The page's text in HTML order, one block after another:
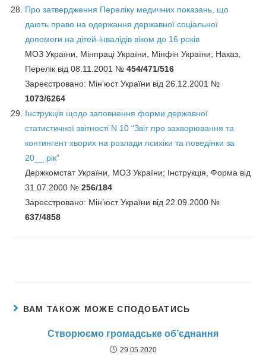
Про затвердження Переліку медичних показань, що
дають право на одержання державної соціальної
допомоги на дітей-інвалідів віком до 16 років
МОЗ України, Мінпраці України, Мінфін України; Наказ,
Перелік від 08.11.2001 №454/471/516
Зареєстровано: Мін’юст України від 26.12.2001 №
1073/6264
Інструкція щодо заповнення форми державної
статистичної звітності N 10 “Звіт про захворювання та
контингент хворих на розлади психіки та поведінки за
20__ рік”
Держкомстат України, МОЗ України; Інструкція, Форма від
31.07.2000 №256/184
Зареєстровано: Мін’юст України від 22.09.2000 №
637/4858
ВАМ ТАКОЖ МОЖЕ СПОДОБАТИСЬ
Створюємо громадське об’єднання
29.05.2020